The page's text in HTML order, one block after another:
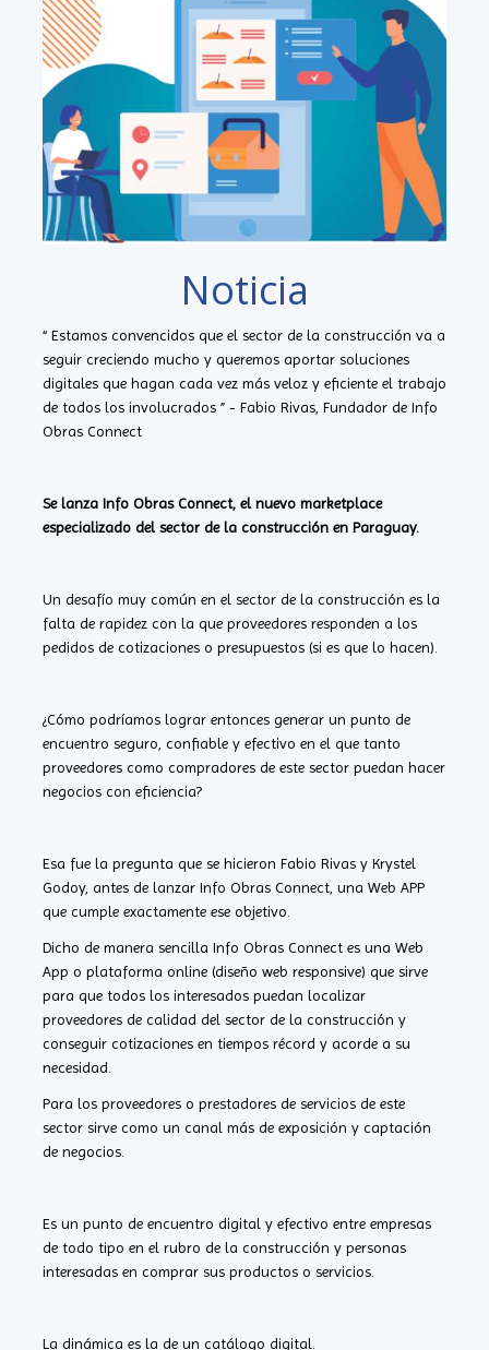
Noticia
“ Estamos convencidos que el sector de la construcción va a
seguir creciendo mucho y queremos aportar soluciones
digitales que hagan cada vez más veloz y eficiente el trabajo
de todos los involucrados ” - Fabio Rivas, Fundador de Info
Obras Connect
Se lanza Info Obras Connect, el nuevo marketplace
especializado del sector de la construcción en Paraguay.
Un desafío muy común en el sector de la construcción es la
falta de rapidez con la que proveedores responden a los
pedidos de cotizaciones o presupuestos (si es que lo hacen).
¿Cómo podríamos lograr entonces generar un punto de
encuentro seguro, confiable y efectivo en el que tanto
proveedores como compradores de este sector puedan hacer
negocios con eficiencia?
Esa fue la pregunta que se hicieron Fabio Rivas y Krystel
Godoy, antes de lanzar Info Obras Connect, una Web APP
que cumple exactamente ese objetivo.
Dicho de manera sencilla Info Obras Connect es una Web
App o plataforma online (diseño web responsive) que sirve
para que todos los interesados puedan localizar
proveedores de calidad del sector de la construcción y
conseguir cotizaciones en tiempos récord y acorde a su
necesidad.
Para los proveedores o prestadores de servicios de este
sector sirve como un canal más de exposición y captación
de negocios.
Es un punto de encuentro digital y efectivo entre empresas
de todo tipo en el rubro de la construcción y personas
interesadas en comprar sus productos o servicios.
La dinámica es la de un catálogo digital.